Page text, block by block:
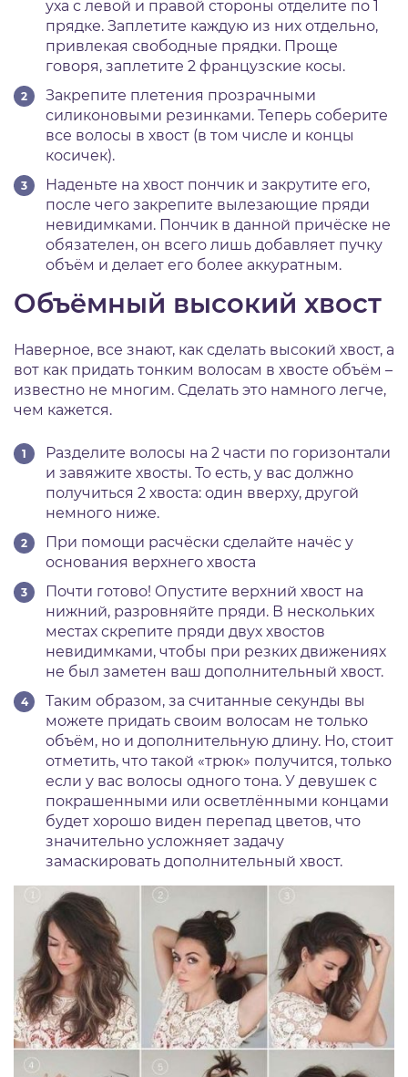
уха с левой и правой стороны отделите по 1
прядке. Заплетите каждую из них отдельно,
привлекая свободные прядки. Проще
говоря, заплетите 2 французские косы.
Закрепите плетения прозрачными
силиконовыми резинками. Теперь соберите
все волосы в хвост (в том числе и концы
косичек).
Наденьте на хвост пончик и закрутите его,
после чего закрепите вылезающие пряди
невидимками. Пончик в данной причёске не
обязателен, он всего лишь добавляет пучку
объём и делает его более аккуратным.
Объёмный высокий хвост
Наверное, все знают, как сделать высокий хвост, а
вот как придать тонким волосам в хвосте объём –
известно не многим. Сделать это намного легче,
чем кажется.
Разделите волосы на 2 части по горизонтали
и завяжите хвосты. То есть, у вас должно
получиться 2 хвоста: один вверху, другой
немного ниже.
При помощи расчёски сделайте начёс у
основания верхнего хвоста
Почти готово! Опустите верхний хвост на
нижний, разровняйте пряди. В нескольких
местах скрепите пряди двух хвостов
невидимками, чтобы при резких движениях
не был заметен ваш дополнительный хвост.
Таким образом, за считанные секунды вы
можете придать своим волосам не только
объём, но и дополнительную длину. Но, стоит
отметить, что такой «трюк» получится, только
если у вас волосы одного тона. У девушек с
покрашенными или осветлёнными концами
будет хорошо виден перепад цветов, что
значительно усложняет задачу
замаскировать дополнительный хвост.